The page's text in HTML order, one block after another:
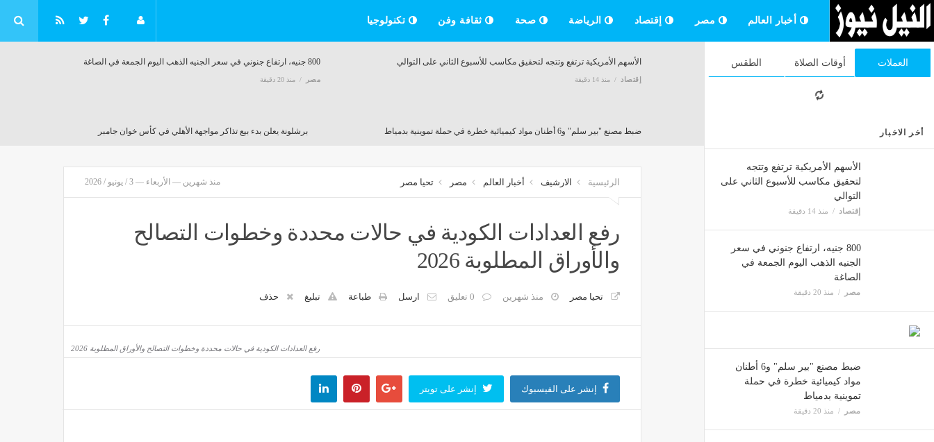
أخبار العالم مصر إقتصاد الرياضة صحة ثقافة وفن تكنولوجيا
العملات أوقات الصلاة الطقس
أخر الاخبار
الأسهم الأمريكية ترتفع وتتجه
لتحقيق مكاسب للأسبوع الثاني على
التوالي
إقتصاد منذ 14 دقيقة
800 جنيه، ارتفاع جنوني في سعر
الجنيه الذهب اليوم الجمعة في
الصاغة
مصر منذ 20 دقيقة
ضبط مصنع "بير سلم" و6 أطنان
مواد كيميائية خطرة في حملة
تموينية بدمياط
مصر منذ 20 دقيقة
الأسهم الأمريكية ترتفع وتتجه لتحقيق مكاسب للأسبوع الثاني على التوالي
إقتصاد منذ 14 دقيقة
800 جنيه، ارتفاع جنوني في سعر الجنيه الذهب اليوم الجمعة في الصاغة
مصر منذ 20 دقيقة
ضبط مصنع "بير سلم" و6 أطنان مواد كيميائية خطرة في حملة تموينية بدمياط برشلونة يعلن بدء بيع تذاكر مواجهة الأهلي في كأس خوان جامبر
مصر للطيران تعلن عن حاجتها لـ وظيفة أخصائي سياحة أدنوك الإماراتية: هجمات على 3 سفن بمضيق هرمز خلال أسبوع ووفاة شخص وإصابة 20
منتخب الناشئات يخسر أمام إسبانيا ويفشل في التأهل لنهائي بطولة العالم لكرة اليد
مصر منذ 21 دقيقة
الاتحاد التركي يمنح محمد صلاح رخصة المشاركة مع طرابزون سبور في الدوري
الرئيسية الارشيف أخبار العالم مصر تحيا مصر منذ شهرين — الأربعاء — 3 / يونيو / 2026
رفع العدادات الكودية في حالات محددة وخطوات التصالح
والأوراق المطلوبة 2026
تحيا مصر منذ شهرين 0 تعليق ارسل طباعة تبليغ حذف
رفع العدادات الكودية في حالات محددة وخطوات التصالح والأوراق المطلوبة 2026
إنشر على الفيسبوك إنشر على تويتر